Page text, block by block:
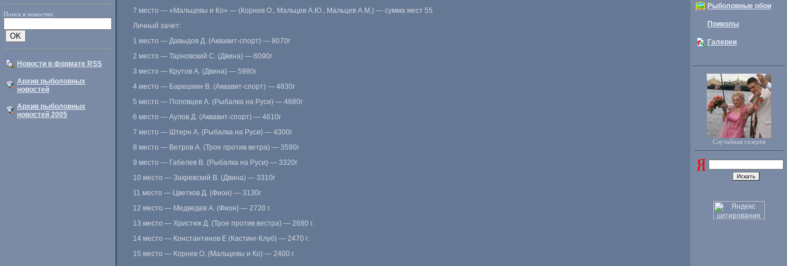
Поиск в новостях:
Новости в формате RSS
Архив рыболовных
новостей
Архив рыболовных
новостей 2005
7 место — «Мальцевы и Ко» — (Корнев О., Мальцев А.Ю., Мальцев А.М,) — сумма мест 55
Личный зачет:
1 место — Давыдов Д. (Аквавит-спорт) — 8070г
2 место — Тарновский С. (Двина) — 6090г
3 место — Крутов А. (Двина) — 5980г
4 место — Барешкин В. (Аквавит-спорт) — 4830г
5 место — Поповцев А. (Рыбалка на Руси) — 4680г
6 место — Аулов Д. (Аквавит-спорт) — 4610г
7 место — Штерн А. (Рыбалка на Руси) — 4300г
8 место — Ветров А. (Трое против ветра) — 3590г
9 место — Габелев В. (Рыбалка на Руси) — 3320г
10 место — Закревский В. (Двина) — 3310г
11 место — Цветков Д. (Фион) — 3130г
12 место — Медведев А. (Фион) — 2720 г.
13 место — Христюк Д. (Трое против вестра) — 2680 г.
14 место — Константинов Е (Кастинг-Клуб) — 2470 г.
15 место — Корнев О. (Мальцевы и Ко) — 2400 г.
Рыболовные обои
Приколы
Галереи
Случайная галерея